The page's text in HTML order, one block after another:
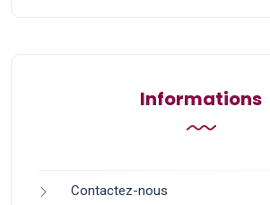
Informations
Contactez-nous